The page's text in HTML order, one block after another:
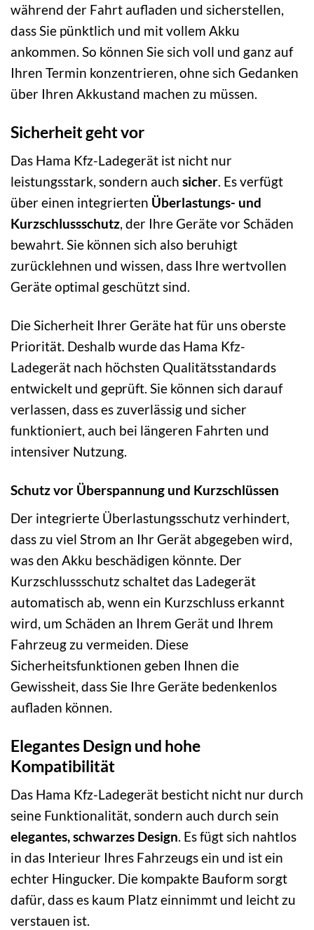
während der Fahrt aufladen und sicherstellen,
dass Sie pünktlich und mit vollem Akku
ankommen. So können Sie sich voll und ganz auf
Ihren Termin konzentrieren, ohne sich Gedanken
über Ihren Akkustand machen zu müssen.
Sicherheit geht vor
Das Hama Kfz-Ladegerät ist nicht nur
leistungsstark, sondern auch sicher. Es verfügt
über einen integrierten Überlastungs- und
Kurzschlussschutz, der Ihre Geräte vor Schäden
bewahrt. Sie können sich also beruhigt
zurücklehnen und wissen, dass Ihre wertvollen
Geräte optimal geschützt sind.
Die Sicherheit Ihrer Geräte hat für uns oberste
Priorität. Deshalb wurde das Hama Kfz-
Ladegerät nach höchsten Qualitätsstandards
entwickelt und geprüft. Sie können sich darauf
verlassen, dass es zuverlässig und sicher
funktioniert, auch bei längeren Fahrten und
intensiver Nutzung.
Schutz vor Überspannung und Kurzschlüssen
Der integrierte Überlastungsschutz verhindert,
dass zu viel Strom an Ihr Gerät abgegeben wird,
was den Akku beschädigen könnte. Der
Kurzschlussschutz schaltet das Ladegerät
automatisch ab, wenn ein Kurzschluss erkannt
wird, um Schäden an Ihrem Gerät und Ihrem
Fahrzeug zu vermeiden. Diese
Sicherheitsfunktionen geben Ihnen die
Gewissheit, dass Sie Ihre Geräte bedenkenlos
aufladen können.
Elegantes Design und hohe
Kompatibilität
Das Hama Kfz-Ladegerät besticht nicht nur durch
seine Funktionalität, sondern auch durch sein
elegantes, schwarzes Design. Es fügt sich nahtlos
in das Interieur Ihres Fahrzeugs ein und ist ein
echter Hingucker. Die kompakte Bauform sorgt
dafür, dass es kaum Platz einnimmt und leicht zu
verstauen ist.